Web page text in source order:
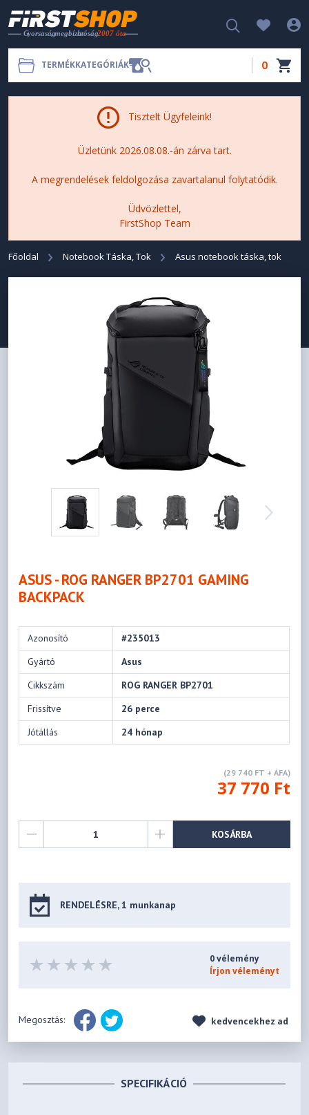
TERMÉKKATEGÓRIÁK 0
Tisztelt Ügyfeleink!
Üzletünk 2026.08.08.-án zárva tart.
A megrendelések feldolgozása zavartalanul folytatódik.
Üdvözlettel,
FirstShop Team
Főoldal Notebook Táska, Tok Asus notebook táska, tok
ASUS - ROG RANGER BP2701 GAMING
BACKPACK
Azonosító
#235013
Gyártó
Asus
Cikkszám
ROG RANGER BP2701
Frissítve
26 perce
Jótállás
24 hónap
(29 740 FT + ÁFA)
37 770 Ft
KOSÁRBA
RENDELÉSRE, 1 munkanap
0 vélemény
Írjon véleményt
Megosztás: kedvencekhez ad
SPECIFIKÁCIÓ